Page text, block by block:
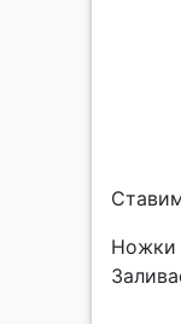
Ножки